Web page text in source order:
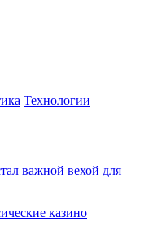
Технологии
важной вехой для
казино